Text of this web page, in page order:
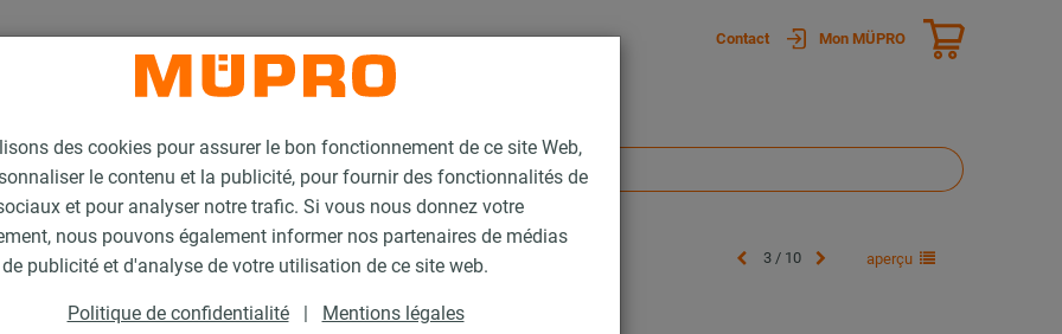
des cookies pour assurer le bon fonctionnement de ce site Web,
le contenu et la publicité, pour fournir des fonctionnalités de
et pour analyser notre trafic. Si vous nous donnez votre
nous pouvons également informer nos partenaires de médias
publicité et d'analyse de votre utilisation de ce site web.
Politique de confidentialité | Mentions légales
Contact Mon MÜPRO
pour la fixation de sprinklers Collier à vis 3 / 10 aperçu